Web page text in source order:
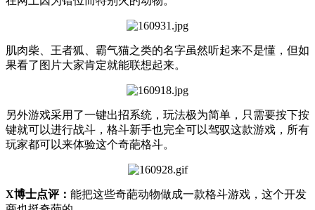
肌肉柴、王者狐、霸气猫之类的名字虽然听起来不是懂，但如
果看了图片大家肯定就能联想起来。
另外游戏采用了一键出招系统，玩法极为简单，只需要按下按
键就可以进行战斗，格斗新手也完全可以驾驭这款游戏，所有
玩家都可以来体验这个奇葩格斗。
X博士点评： 能把这些奇葩动物做成一款格斗游戏，这个开发